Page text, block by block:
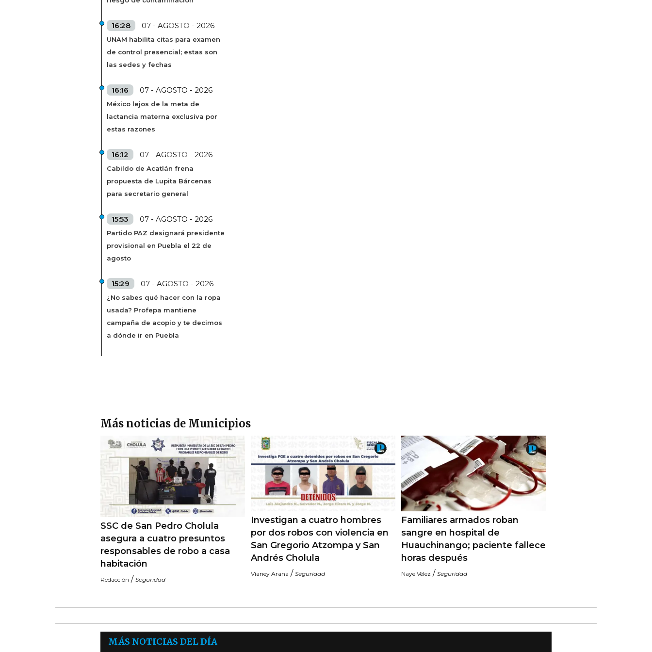
16:28 07 - AGOSTO - 2026
UNAM habilita citas para examen
de control presencial; estas son
las sedes y fechas
16:16 07 - AGOSTO - 2026
México lejos de la meta de
lactancia materna exclusiva por
estas razones
16:12 07 - AGOSTO - 2026
Cabildo de Acatlán frena
propuesta de Lupita Bárcenas
para secretario general
15:53 07 - AGOSTO - 2026
Partido PAZ designará presidente
provisional en Puebla el 22 de
agosto
15:29 07 - AGOSTO - 2026
¿No sabes qué hacer con la ropa
usada? Profepa mantiene
campaña de acopio y te decimos
a dónde ir en Puebla
Más noticias de Municipios
SSC de San Pedro Cholula
asegura a cuatro presuntos
responsables de robo a casa
habitación
Redacción / Seguridad
Investigan a cuatro hombres
por dos robos con violencia en
San Gregorio Atzompa y San
Andrés Cholula
Vianey Arana / Seguridad
Familiares armados roban
sangre en hospital de
Huauchinango; paciente fallece
horas después
Naye Vélez / Seguridad
MÁS NOTICIAS DEL DÍA